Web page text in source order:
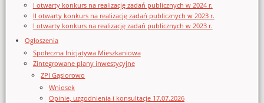
I otwarty konkurs na realizację zadań publicznych w 2024 r.
II otwarty konkurs na realizację zadań publicznych w 2023 r.
I otwarty konkurs na realizację zadań publicznych w 2023 r.
Ogłoszenia
Społeczna Inicjatywa Mieszkaniowa
Zintegrowane plany inwestycyjne
ZPI Gąsiorowo
Wniosek
Opinie, uzgodnienia i konsultacje 17.07.2026